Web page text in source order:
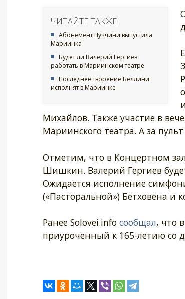
ЧИТАЙТЕ ТАКЖЕ
Абонемент Пуччини выпустила
Мариинка
Будет ли Валерий Гергиев
работать в Мариинском театре
Последнее творение Беллини
исполнят в Мариинке
Михайлов. Также участие в
Мариинского театра. А за
Отметим, что в Концертном
Шишкин. Валерий Гергиев
Ожидается исполнение
(«Пасторальной») Бетховена и
Ранее Solovei.info сообщал, что
приуроченный к 165-летию со